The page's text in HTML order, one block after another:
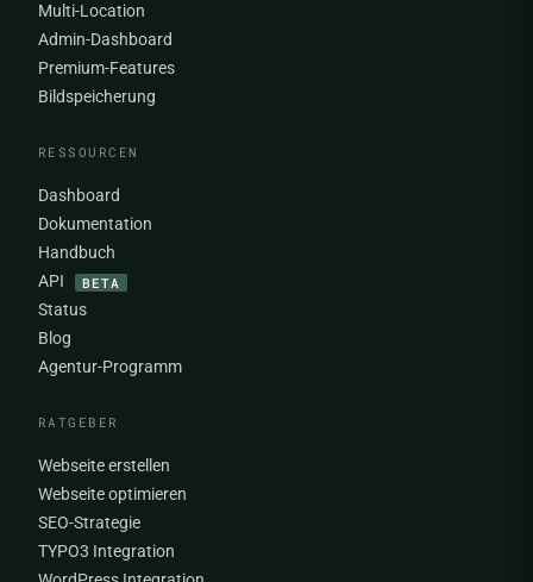
Multi-Location
Admin-Dashboard
Premium-Features
Bildspeicherung
RESSOURCEN
Dashboard
Dokumentation
Handbuch
API
BETA
Status
Blog
Agentur-Programm
RATGEBER
Webseite erstellen
Webseite optimieren
SEO-Strategie
TYPO3 Integration